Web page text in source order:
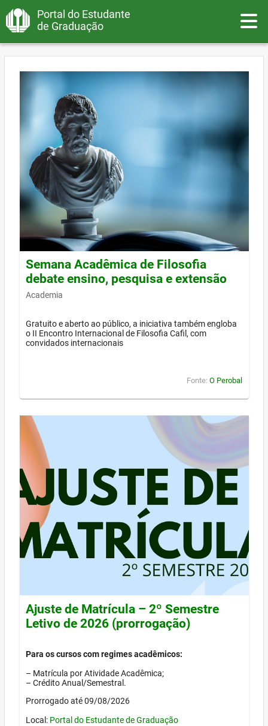
Portal do Estudante
de Graduação
Semana Acadêmica de Filosofia
debate ensino, pesquisa e extensão
Academia
Gratuito e aberto ao público, a iniciativa também engloba
o II Encontro Internacional de Filosofia Cafil, com
convidados internacionais
Fonte: O Perobal
Ajuste de Matrícula – 2º Semestre
Letivo de 2026 (prorrogação)
Para os cursos com regimes acadêmicos:
– Matrícula por Atividade Acadêmica;
– Crédito Anual/Semestral.
Prorrogado até 09/08/2026
Local: Portal do Estudante de Graduação